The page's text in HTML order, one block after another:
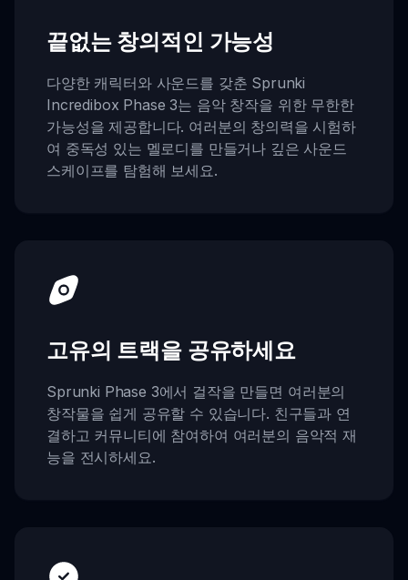
끝없는 창의적인 가능성
다양한 캐릭터와 사운드를 갖춘 Sprunki
Incredibox Phase 3는 음악 창작을 위한 무한한
가능성을 제공합니다. 여러분의 창의력을 시험하
여 중독성 있는 멜로디를 만들거나 깊은 사운드
스케이프를 탐험해 보세요.
고유의 트랙을 공유하세요
Sprunki Phase 3에서 걸작을 만들면 여러분의
창작물을 쉽게 공유할 수 있습니다. 친구들과 연
결하고 커뮤니티에 참여하여 여러분의 음악적 재
능을 전시하세요.